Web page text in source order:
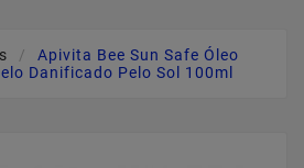
Apivita Bee Sun Safe Óleo
Danificado Pelo Sol 100ml